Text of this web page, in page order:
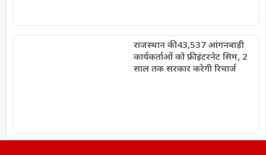
राजस्थान की 43,537 आंगनबाड़ी
कार्यकर्ताओं को फ्री इंटरनेट सिम, 2
साल तक सरकार करेगी रिचार्ज